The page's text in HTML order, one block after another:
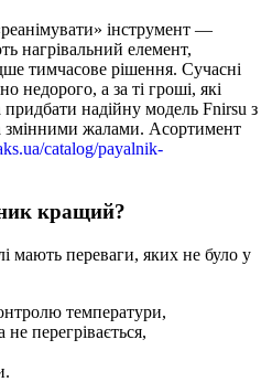
інструмент —
нагрівальний елемент,
тимчасове рішення. Сучасні
недорого, а за ті гроші, які
надійну модель Fnirsu з
змінними жалами. Асортимент
catalog/payalnik-
кращий?
мають переваги, яких не було у
температури,
перегрівається,